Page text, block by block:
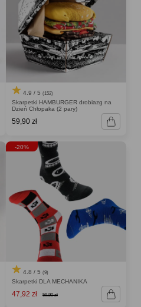
4.9 / 5 (152)
Skarpetki HAMBURGER drobiazg na
Dzień Chłopaka (2 pary)
59,90 zł
-20%
4.8 / 5 (9)
Skarpetki DLA MECHANIKA
47,92 zł 59,90 zł